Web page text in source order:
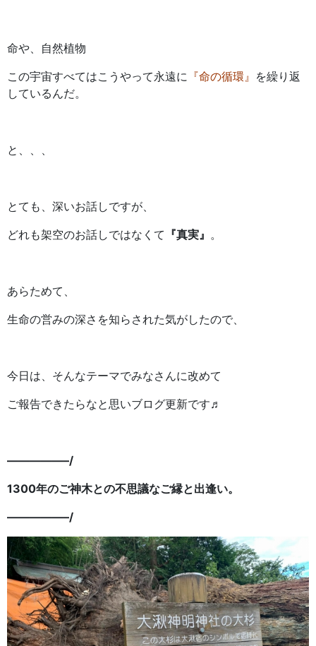
命や、自然植物
この宇宙すべてはこうやって永遠に 『命の循環』 を繰り返
しているんだ。
と、、、
とても、深いお話しですが、
どれも架空のお話しではなくて 『真実』 。
あらためて、
生命の営みの深さを知らされた気がしたので、
今日は、そんなテーマでみなさんに改めて
ご報告できたらなと思いブログ更新です♬
—————–/
1300年のご神木との不思議なご縁と出逢い。
—————–/